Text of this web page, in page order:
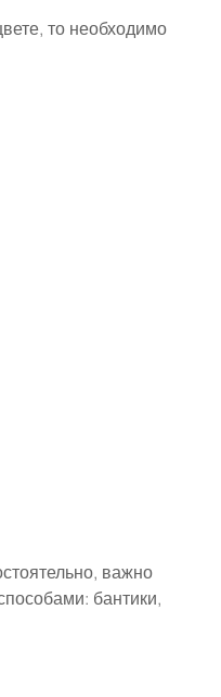
то необходимо
важно
бантики,